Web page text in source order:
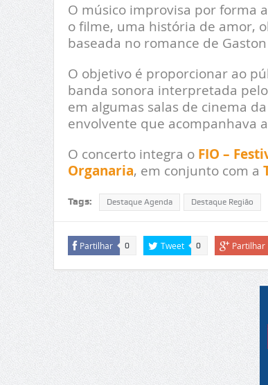
O músico improvisa por forma
o filme, uma história de amor,
baseada no romance de
O objetivo é proporcionar ao
banda sonora interpretada
em algumas salas de cinema
envolvente que acompanhava
O concerto integra o FIO –
Organaria, em conjunto com a
Tags: Destaque Agenda Destaque Região
Partilhar 0 Tweet 0 Partilhar